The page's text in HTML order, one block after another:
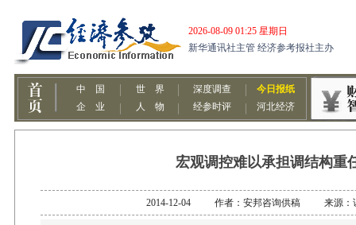
宏观调控难以承担调结构重
2014-12-04 作者：安邦咨询供稿 来源：